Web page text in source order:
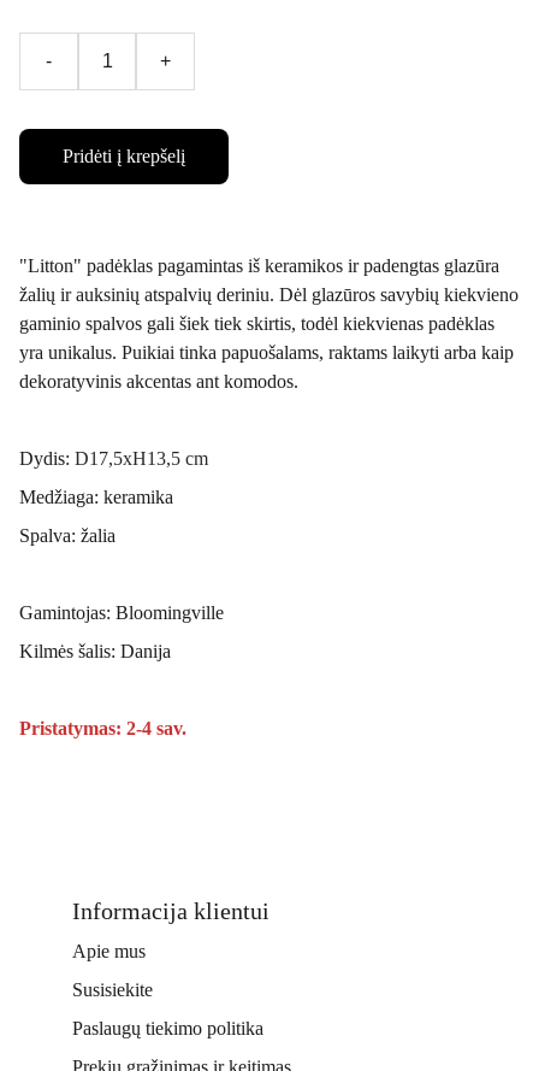
- +
Pridėti į krepšelį
"Litton" padėklas pagamintas iš keramikos ir padengtas glazūra
žalių ir auksinių atspalvių deriniu. Dėl glazūros savybių kiekvieno
gaminio spalvos gali šiek tiek skirtis, todėl kiekvienas padėklas
yra unikalus. Puikiai tinka papuošalams, raktams laikyti arba kaip
dekoratyvinis akcentas ant komodos.
Dydis: D17,5xH13,5 cm
Medžiaga: keramika
Spalva: žalia
Gamintojas: Bloomingville
Kilmės šalis: Danija
Pristatymas: 2-4 sav.
Apie mus
Prekių grąžinimas ir keitimas
Paslaugų tiekimo politika
Informacija klientui
Susisiekite